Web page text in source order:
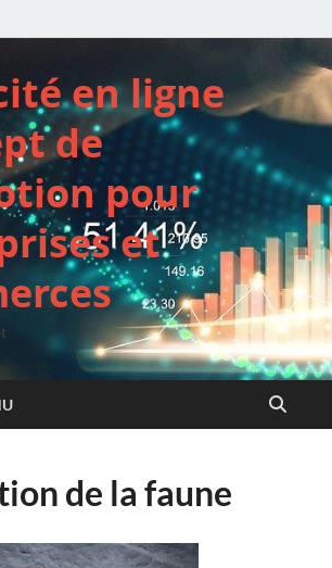
en ligne
de
pour
et
de la faune